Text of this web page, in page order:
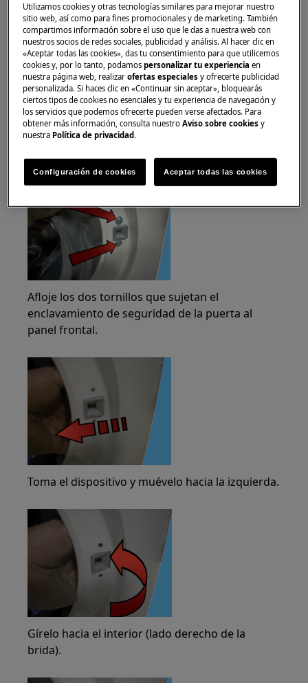
Retire el anillo de hierro que sujeta el sello de
fuelle a la unidad.
Retire la parte del sello de fuelle
Afloje los dos tornillos que sujetan el
enclavamiento de seguridad de la puerta al
panel frontal.
Toma el dispositivo y muévelo hacia la izquierda.
Gírelo hacia el interior (lado derecho de la
brida).
Utilizamos cookies y otras tecnologías similares para mejorar nuestro
sitio web, así como para fines promocionales y de marketing. También
compartimos información sobre el uso que le das a nuestra web con
nuestros socios de redes sociales, publicidad y análisis. Al hacer clic en
«Aceptar todas las cookies», das tu consentimiento para que utilicemos
cookies y, por lo tanto, podamospersonalizar tu experienciaen
nuestra página web, realizarofertas especiales y ofrecerte publicidad
personalizada. Si haces clic en «Continuar sin aceptar», bloquearás
ciertos tipos de cookies no esenciales y tu experiencia de navegación y
los servicios que podemos ofrecerte pueden verse afectados. Para
obtener más información, consulta nuestroAviso sobre cookies y
nuestra Política de privacidad.
Configuración de cookies Aceptar todas las cookies